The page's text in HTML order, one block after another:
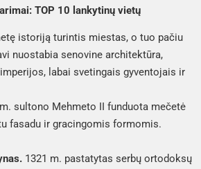
TOP 10 lankytinų vietų
istoriją turintis miestas, o tuo pačiu
nuostabia senovine architektūra,
labai svetingais gyventojais ir
sultono Mehmeto II funduota mečetė
fasadu ir gracingomis formomis.
1321 m. pastatytas serbų ortodoksų